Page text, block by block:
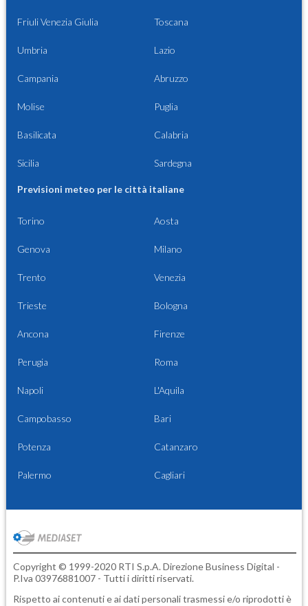
Friuli Venezia Giulia Toscana
Umbria Lazio
Campania Abruzzo
Molise Puglia
Basilicata Calabria
Sicilia Sardegna
Previsioni meteo per le città italiane
Torino Aosta
Genova Milano
Trento Venezia
Trieste Bologna
Ancona Firenze
Perugia Roma
Napoli L'Aquila
Campobasso Bari
Potenza Catanzaro
Palermo Cagliari
Copyright © 1999-2020 RTI S.p.A. Direzione Business Digital -
P.Iva 03976881007 - Tutti i diritti riservati.
Rispetto ai contenuti e ai dati personali trasmessi e/o riprodotti è